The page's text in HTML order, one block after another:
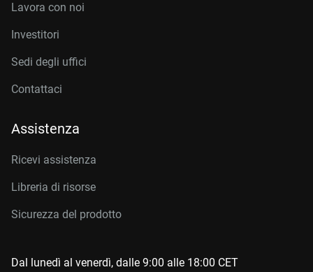
Lavora con noi
Investitori
Sedi degli uffici
Contattaci
Assistenza
Ricevi assistenza
Libreria di risorse
Sicurezza del prodotto
Dal lunedì al venerdì, dalle 9:00 alle 18:00 CET